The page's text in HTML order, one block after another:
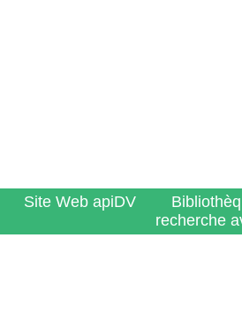
Site Web apiDV
recherche